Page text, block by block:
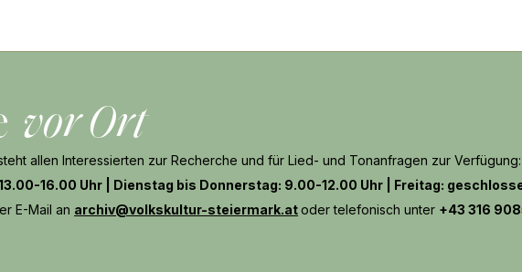
vor Ort
allen Interessierten zur Recherche und für Lied- und Tonanfragen zur Verfügung:
16.00 Uhr | Dienstag bis Donnerstag: 9.00-12.00 Uhr | Freitag:
E-Mail an archiv@volkskultur-steiermark.atoder telefonisch unter +43 316